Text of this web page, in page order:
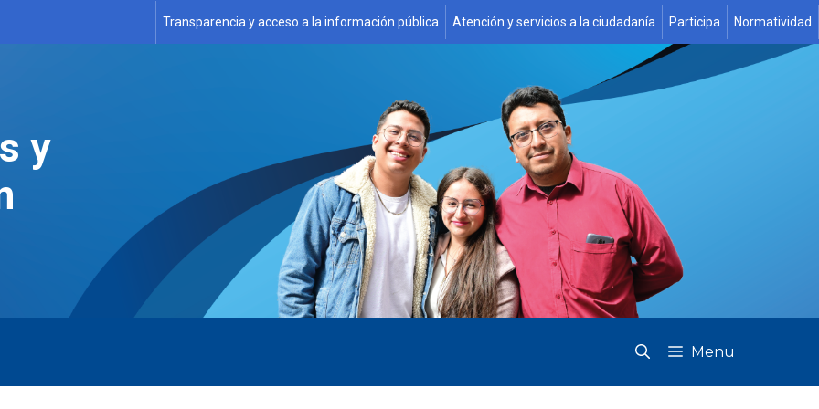
Transparencia y acceso a la información pública Atención y servicios a la ciudadanía Participa Normatividad
y
Menu